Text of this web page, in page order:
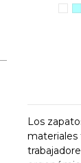
Los
materiales